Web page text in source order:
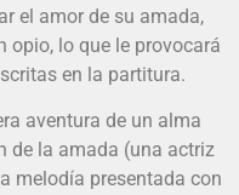
el amor de su amada,
opio, lo que le provocará
en la partitura.
aventura de un alma
de la amada (una actriz
melodía presentada con